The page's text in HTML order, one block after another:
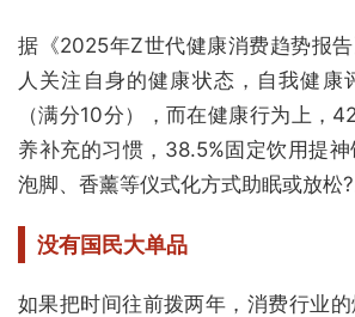
据《2025年Z世代健康消费趋势报
人关注自身的健康状态，自我健康
（满分10分），而在健康行为上，
养补充的习惯，38.5%固定饮用提
泡脚、香薰等仪式化方式助眠或放松?
没有国民大单品
如果把时间往前拨两年，消费行业